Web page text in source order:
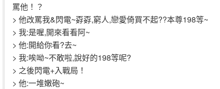
罵他！？
> 他改罵我&閃電~孬孬,窮人,戀愛倚買不起??本尊198等~
> 我:是喔,開來看看阿~
> 他:開給你看?去~
> 我:唉呦~不敢啦,說好的198等呢?
> 之後閃電+入戰局！
> 他:一堆嫩砲~